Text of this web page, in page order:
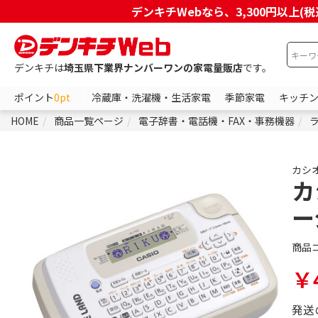
デンキチWebなら、3,300円以上(
デンキチは埼玉県下業界ナンバーワンの家電量販店です。
ポイント0pt 冷蔵庫・洗濯機・生活家電 季節家電
キッチ
HOME
商品一覧ページ 電子辞書・電話機・FAX・事務機器
カシ
商品
発送